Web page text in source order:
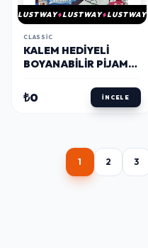
LUSTWAY LUSTWAY LUSTWAY
CLASSIC
KALEM HEDIYELI
BOYANABILIR PIJAMA
₺0 İNCELE
1 2 3